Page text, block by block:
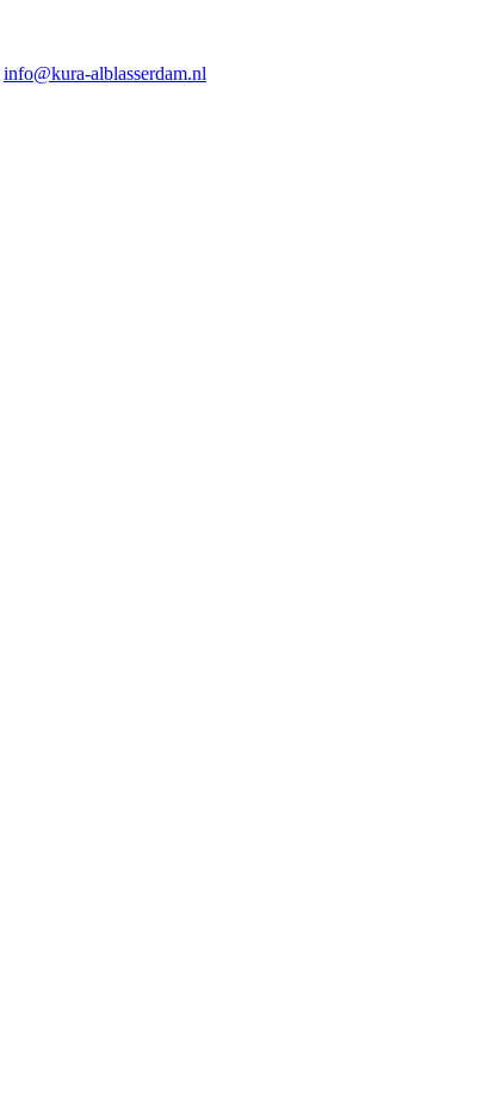
info@kura-alblasserdam.nl